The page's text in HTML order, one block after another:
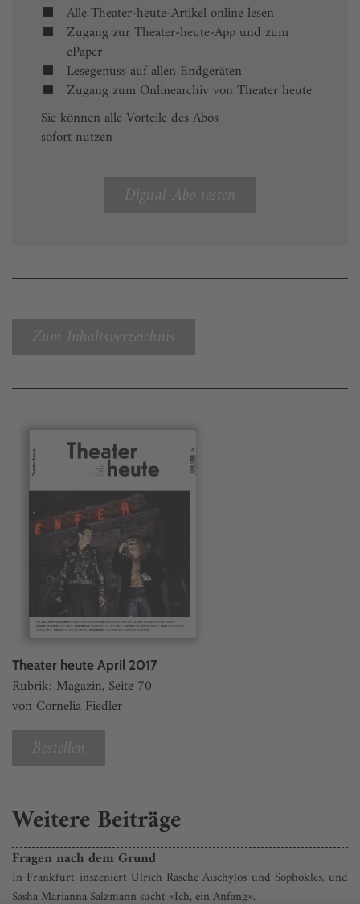
Alle Theater-heute-Artikel online lesen
Zugang zur Theater-heute-App und zum
ePaper
Lesegenuss auf allen Endgeräten
Zugang zum Onlinearchiv von Theater heute
Sie können alle Vorteile des Abos
sofort nutzen
Digital-Abo testen
Zum Inhaltsverzeichnis
Theater heute April 2017
Rubrik: Magazin, Seite 70
von Cornelia Fiedler
Bestellen
Weitere Beiträge
Fragen nach dem Grund
In Frankfurt inszeniert Ulrich Rasche Aischylos und Sophokles, und
Sasha Marianna Salzmann sucht «Ich, ein Anfang».